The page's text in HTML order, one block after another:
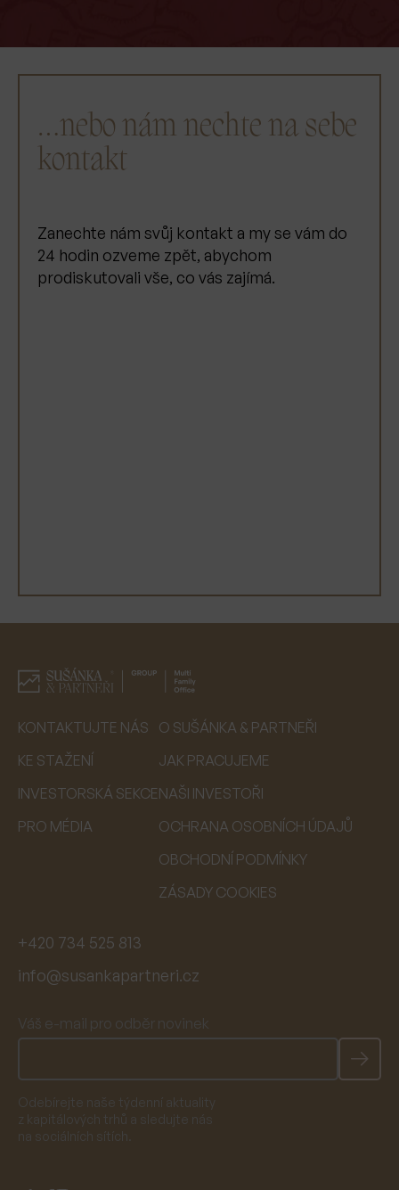
…nebo nám nechte na sebe
kontakt
Zanechte nám svůj kontakt a my se vám do
24 hodin ozveme zpět, abychom
prodiskutovali vše, co vás zajímá.
KONTAKTUJTE NÁS
KE STAŽENÍ
INVESTORSKÁ SEKCE
PRO MÉDIA
O SUŠÁNKA & PARTNEŘI
JAK PRACUJEME
NAŠI INVESTOŘI
OCHRANA OSOBNÍCH ÚDAJŮ
OBCHODNÍ PODMÍNKY
ZÁSADY COOKIES
+420 734 525 813
info@susankapartneri.cz
Váš e-mail pro odběr novinek
Odebírejte naše týdenní aktuality
z kapitálových trhů a sledujte nás
na sociálních sítích.